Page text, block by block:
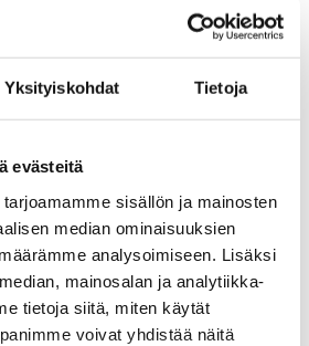
Yksityiskohdat Tietoja
evästeitä
sisällön ja mainosten
median ominaisuuksien
analysoimiseen. Lisäksi
mainosalan ja analytiikka-
tietoja siitä, miten käytät
voivat yhdistää näitä